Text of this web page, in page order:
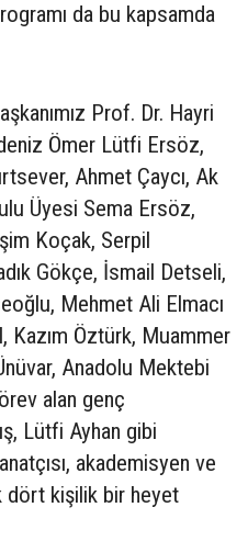
da bu kapsamda
Prof. Dr. Hayri
Ömer Lütfi Ersöz,
Ahmet Çaycı, Ak
Üyesi Sema Ersöz,
Koçak, Serpil
Gökçe, İsmail Detseli,
Mehmet Ali Elmacı
Kazım Öztürk, Muammer
Anadolu Mektebi
alan genç
Lütfi Ayhan gibi
akademisyen ve
dört kişilik bir heyet